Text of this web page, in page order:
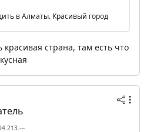
в Алматы. Красивый город
страна, там есть что